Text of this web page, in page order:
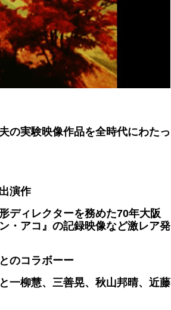
の実験映像作品を全時代にわたっ
演作
ディレクターを務めた70年大阪
・アコ』の記録映像など激レア発
のコラボーー
一柳慧、三善晃、秋山邦晴、近藤